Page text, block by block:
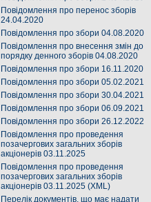
Повідомлення про перенос зборів
24.04.2020
Повідомлення про збори 04.08.2020
Повідомлення про внесення змін до
порядку денного зборів 04.08.2020
Повідомлення про збори 16.11.2020
Повідомлення про збори 05.02.2021
Повідомлення про збори 30.04.2021
Повідомлення про збори 06.09.2021
Повідомлення про збори 26.12.2022
Повідомлення про проведення
позачергових загальних зборів
акціонерів 03.11.2025
Повідомлення про проведення
позачергових загальних зборів
акціонерів 03.11.2025 (XML)
Перелік документів, що має надати